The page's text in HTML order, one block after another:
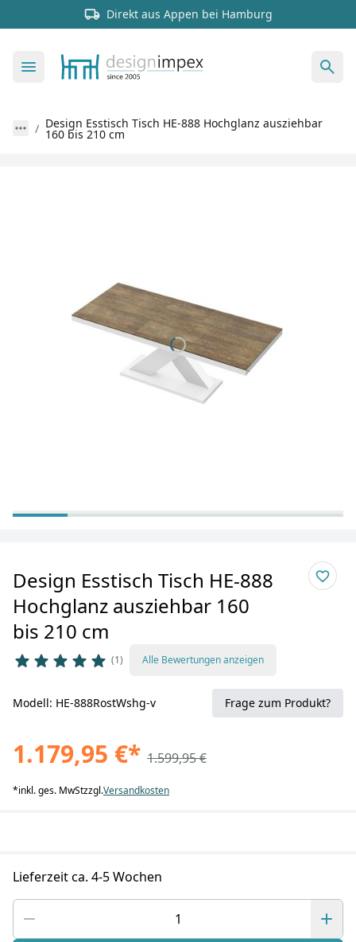
Direkt aus Appen bei Hamburg
Design Esstisch Tisch HE-888 Hochglanz ausziehbar
160 bis 210 cm
Design Esstisch Tisch HE-888
Hochglanz ausziehbar 160
bis 210 cm
1 Alle Bewertungen anzeigen
Modell: HE-888RostWshg-v Frage zum Produkt?
1.179,95 €* 1.599,95 €
*inkl. ges. MwStzzgl.Versandkosten
Lieferzeit ca. 4-5 Wochen